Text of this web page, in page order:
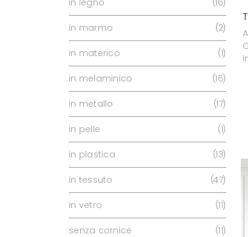
in legno 16
in marmo 2
in materico 1
in melaminico 16
in metallo 17
in pelle 1
in plastica 13
in tessuto 47
in vetro 11
senza cornice 11